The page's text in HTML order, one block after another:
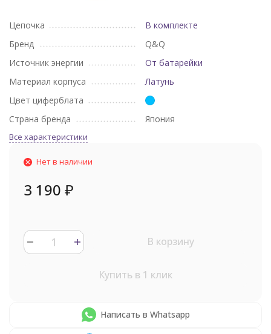
Цепочка
В комплекте
Бренд
Q&Q
Источник энергии
От батарейки
Материал корпуса
Латунь
Цвет циферблата
Страна бренда
Япония
Все характеристики
Нет в наличии
3 190 ₽
В корзину
Купить в 1 клик
Написать в Whatsapp